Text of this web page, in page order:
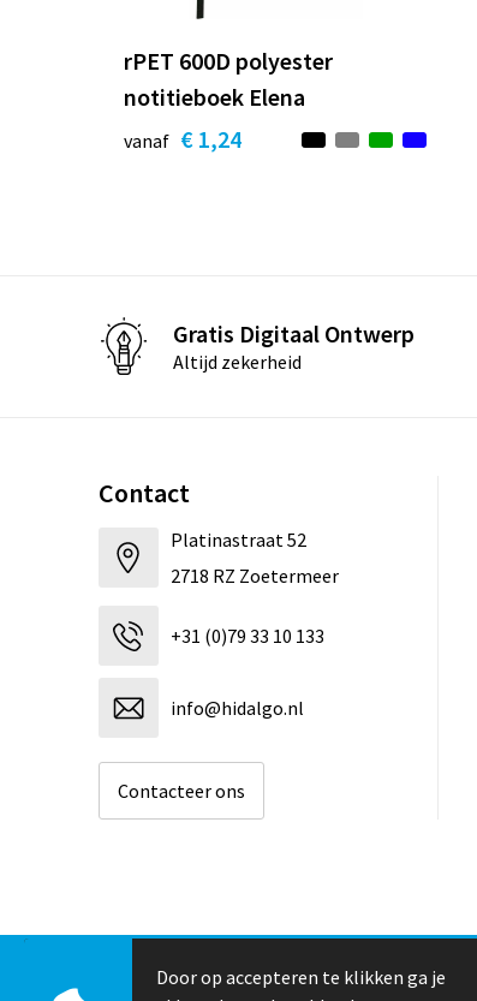
rPET 600D polyester
notitieboek Elena
vanaf € 1,24
Gratis Digitaal Ontwerp
Altijd zekerheid
Contact
Platinastraat 52
2718 RZ Zoetermeer
+31 (0)79 33 10 133
info@hidalgo.nl
Contacteer ons
© Copyright Hidalgo 2026
Door op accepteren te klikken ga je